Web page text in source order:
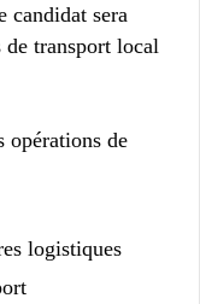
candidat sera
de transport local
opérations de
logistiques